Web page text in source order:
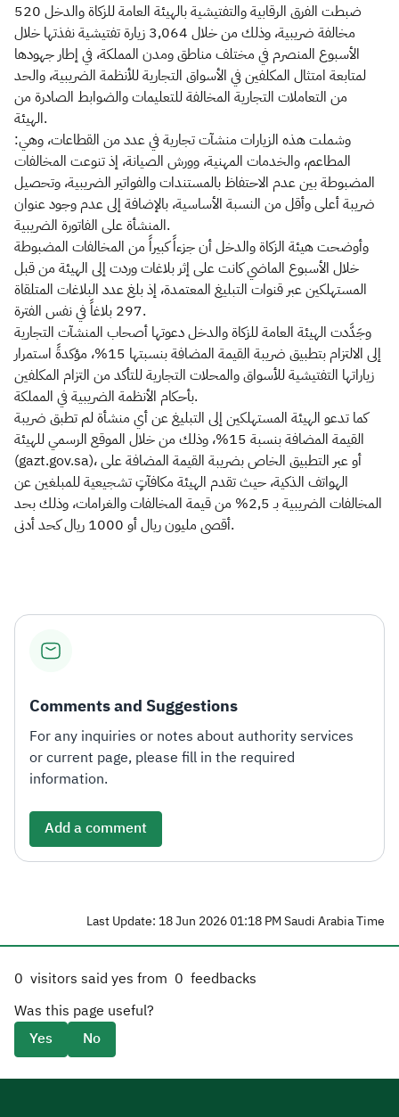
ضبطت الفرق الرقابية والتفتيشية بالهيئة العامة للزكاة والدخل 520
مخالفة ضريبية، وذلك من خلال 3,064 زيارة تفتيشية نفذتها خلال
الأسبوع المنصرم في مختلف مناطق ومدن المملكة، في إطار جهودها
لمتابعة امتثال المكلفين في الأسواق التجارية للأنظمة الضريبية، والحد
من التعاملات التجارية المخالفة للتعليمات والضوابط الصادرة من
الهيئة.
وشملت هذه الزيارات منشآت تجارية في عدد من القطاعات، وهي:
المطاعم، والخدمات المهنية، وورش الصيانة، إذ تنوعت المخالفات
المضبوطة بين عدم الاحتفاظ بالمستندات والفواتير الضريبية، وتحصيل
ضريبة أعلى وأقل من النسبة الأساسية، بالإضافة إلى عدم وجود عنوان
المنشأة على الفاتورة الضريبية.
وأوضحت هيئة الزكاة والدخل أن جزءاً كبيراً من المخالفات المضبوطة
خلال الأسبوع الماضي كانت على إثر بلاغات وردت إلى الهيئة من قبل
المستهلكين عبر قنوات التبليغ المعتمدة، إذ بلغ عدد البلاغات المتلقاة
297 بلاغاً في نفس الفترة.
وجَدَّدت الهيئة العامة للزكاة والدخل دعوتها أصحاب المنشآت التجارية
إلى الالتزام بتطبيق ضريبة القيمة المضافة بنسبتها 15%، مؤكدةً استمرار
زياراتها التفتيشية للأسواق والمحلات التجارية للتأكد من التزام المكلفين
بأحكام الأنظمة الضريبية في المملكة.
كما تدعو الهيئة المستهلكين إلى التبليغ عن أي منشأة لم تطبق ضريبة
القيمة المضافة بنسبة 15%، وذلك من خلال الموقع الرسمي للهيئة
(gazt.gov.sa)، أو عبر التطبيق الخاص بضريبة القيمة المضافة على
الهواتف الذكية، حيث تقدم الهيئة مكافآتٍ تشجيعية للمبلغين عن
المخالفات الضريبية بـ 2,5% من قيمة المخالفات والغرامات، وذلك بحد
أقصى مليون ريال أو 1000 ريال كحد أدنى.​
Comments and Suggestions
For any inquiries or notes about authority services
or current page, please fill in the required
information.
Add a comment
Last Update: 18 Jun 2026 01:18 PM Saudi Arabia Time
0 visitors said yes from 0 feedbacks
Was this page useful?
Yes
No